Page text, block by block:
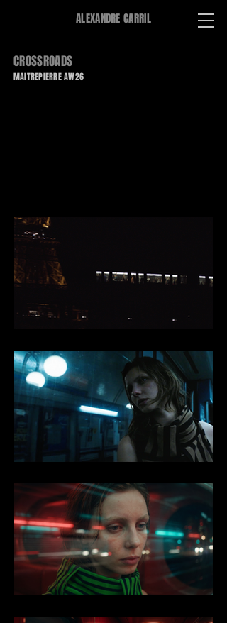
ALEXANDRE CARRIL
CROSSROADS
MAITREPIERRE AW26